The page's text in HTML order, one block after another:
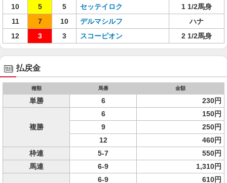
10
5 5 セッテイロク
1 1/2馬身
11
7 10 デルマシルフ
ハナ
12
3 3 スコーピオン 2 1/2馬身
払戻金
種類 馬番 金額
単勝 6 230円
複勝
6
150円
9
250円
12
460円
枠連
5-7
550円
馬連
6-9 1,310円
6-9
610円